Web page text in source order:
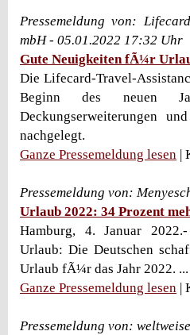
Pressemeldung von:
mbH - 05.01.2022 17:32 Uhr
Gute Neuigkeiten fÃ¼r
Die Lifecard-Travel-
Beginn des neuen
Deckungserweiterungen
nachgelegt.
Ganze Pressemeldung lesen |
Pressemeldung von:
Urlaub 2022: 34 Prozent
Hamburg, 4. Januar
Urlaub: Die Deutschen
Urlaub fÃ¼r das Jahr 2022. ...
Ganze Pressemeldung lesen |
Pressemeldung von: